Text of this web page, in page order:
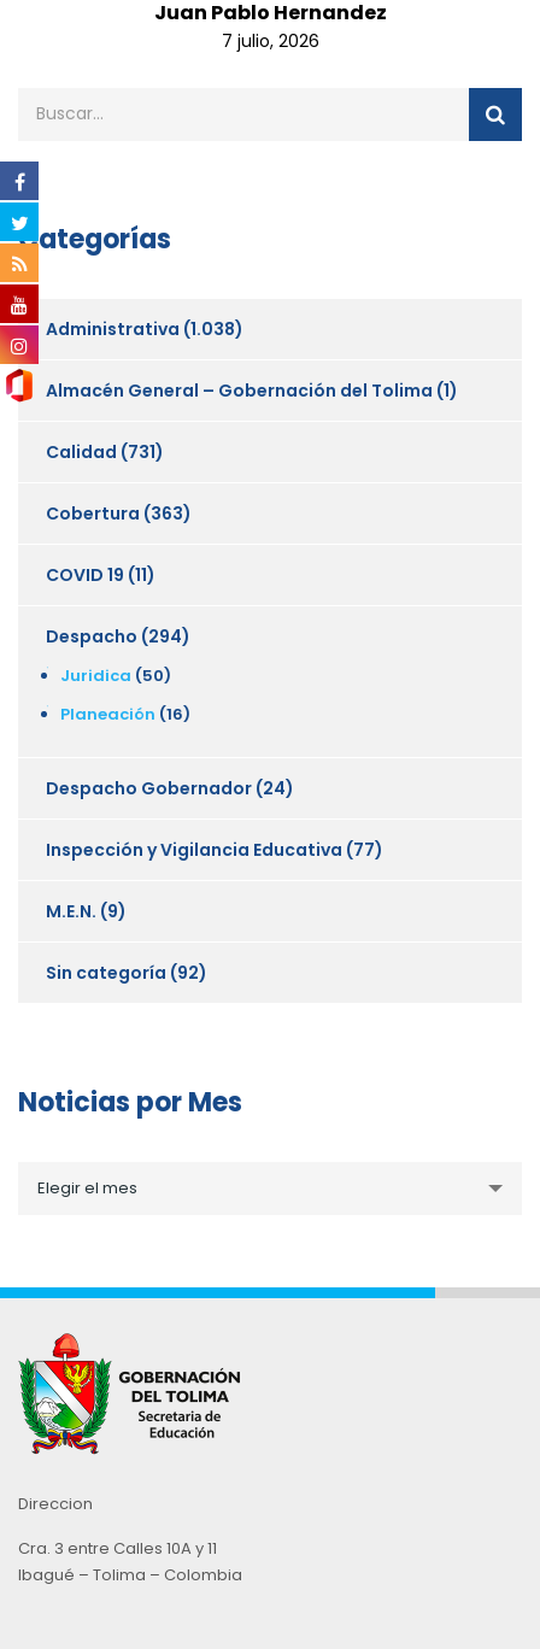
Juan Pablo Hernandez
7 julio, 2026
Categorías
Administrativa (1.038)
Almacén General – Gobernación del Tolima (1)
Calidad (731)
Cobertura (363)
COVID 19 (11)
Despacho (294)
Juridica (50)
Planeación (16)
Despacho Gobernador (24)
Inspección y Vigilancia Educativa (77)
M.E.N. (9)
Sin categoría (92)
Noticias por Mes
porElegir el mes
Direccion
Cra. 3 entre Calles 10A y 11
Ibagué – Tolima – Colombia